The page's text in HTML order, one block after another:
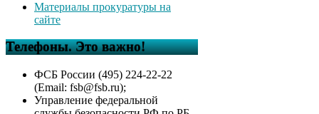
Материалы прокуратуры на
сайте
Телефоны. Это важно!
ФСБ России (495) 224-22-22
(Email: fsb@fsb.ru);
Управление федеральной